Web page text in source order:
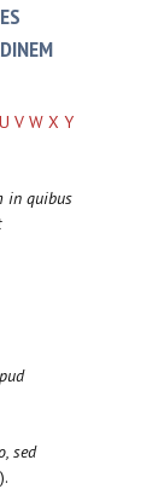
U V W X Y
in quibus
sed